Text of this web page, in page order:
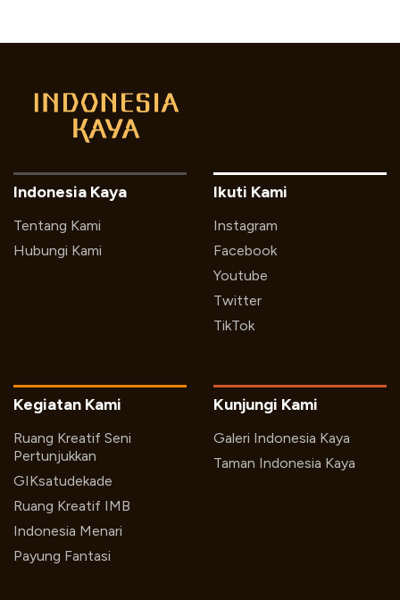
Indonesia Kaya
Tentang Kami
Hubungi Kami
Ikuti Kami
Instagram
Facebook
Youtube
Twitter
TikTok
Kegiatan Kami
Ruang Kreatif Seni
Pertunjukkan
GIKsatudekade
Ruang Kreatif IMB
Indonesia Menari
Payung Fantasi
Kunjungi Kami
Galeri Indonesia Kaya
Taman Indonesia Kaya